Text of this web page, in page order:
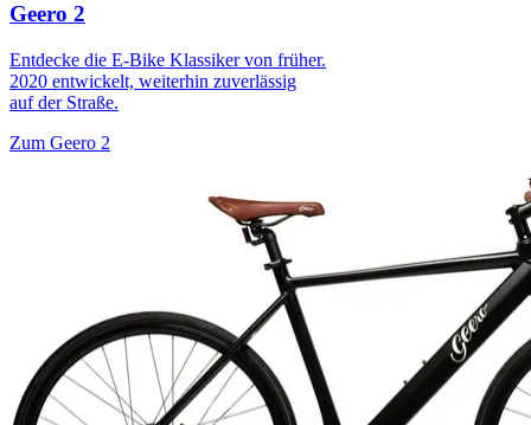
Geero 2
Entdecke die E-Bike Klassiker von früher.
2020 entwickelt, weiterhin zuverlässig
auf der Straße.
Zum Geero 2